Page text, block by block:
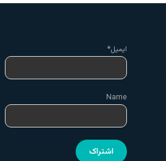
ایمیل*
Name